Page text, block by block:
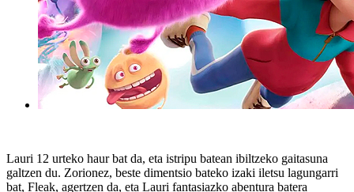
Lauri 12 urteko haur bat da, eta istripu batean ibiltzeko gaitasuna
galtzen du. Zorionez, beste dimentsio bateko izaki iletsu lagungarri
bat, Fleak, agertzen da, eta Lauri fantasiazko abentura batera